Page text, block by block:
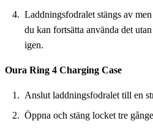
Laddningsfodralet stängs av
du kan fortsätta använda det
igen.
Oura Ring 4 Charging Case
Anslut laddningsfodralet till en
Öppna och stäng locket tre